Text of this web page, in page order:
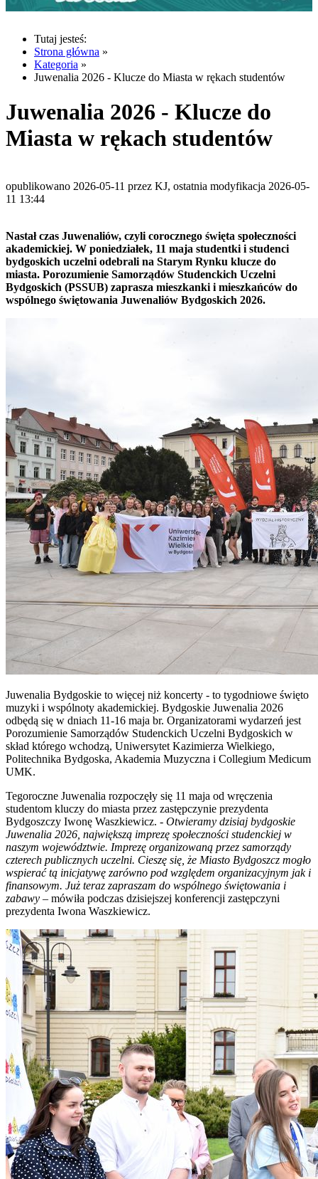
Tutaj jesteś:
Strona główna »
Kategoria »
Juwenalia 2026 - Klucze do Miasta w rękach studentów
Juwenalia 2026 - Klucze do
Miasta w rękach studentów
opublikowano 2026-05-11 przez KJ, ostatnia modyfikacja 2026-05-
11 13:44
Nastał czas Juwenaliów, czyli corocznego święta społeczności
akademickiej. W poniedziałek, 11 maja studentki i studenci
bydgoskich uczelni odebrali na Starym Rynku klucze do
miasta. Porozumienie Samorządów Studenckich Uczelni
Bydgoskich (PSSUB) zaprasza mieszkanki i mieszkańców do
wspólnego świętowania Juwenaliów Bydgoskich 2026.
Juwenalia Bydgoskie to więcej niż koncerty - to tygodniowe święto
muzyki i wspólnoty akademickiej. Bydgoskie Juwenalia 2026
odbędą się w dniach 11-16 maja br. Organizatorami wydarzeń jest
Porozumienie Samorządów Studenckich Uczelni Bydgoskich w
skład którego wchodzą, Uniwersytet Kazimierza Wielkiego,
Politechnika Bydgoska, Akademia Muzyczna i Collegium Medicum
UMK.
Tegoroczne Juwenalia rozpoczęły się 11 maja od wręczenia
studentom kluczy do miasta przez zastępczynie prezydenta
Bydgoszczy Iwonę Waszkiewicz. - Otwieramy dzisiaj bydgoskie
Juwenalia 2026, największą imprezę społeczności studenckiej w
naszym województwie. Imprezę organizowaną przez samorządy
czterech publicznych uczelni. Cieszę się, że Miasto Bydgoszcz mogło
wspierać tą inicjatywę zarówno pod względem organizacyjnym jak i
finansowym. Już teraz zapraszam do wspólnego świętowania i
zabawy – mówiła podczas dzisiejszej konferencji zastępczyni
prezydenta Iwona Waszkiewicz.